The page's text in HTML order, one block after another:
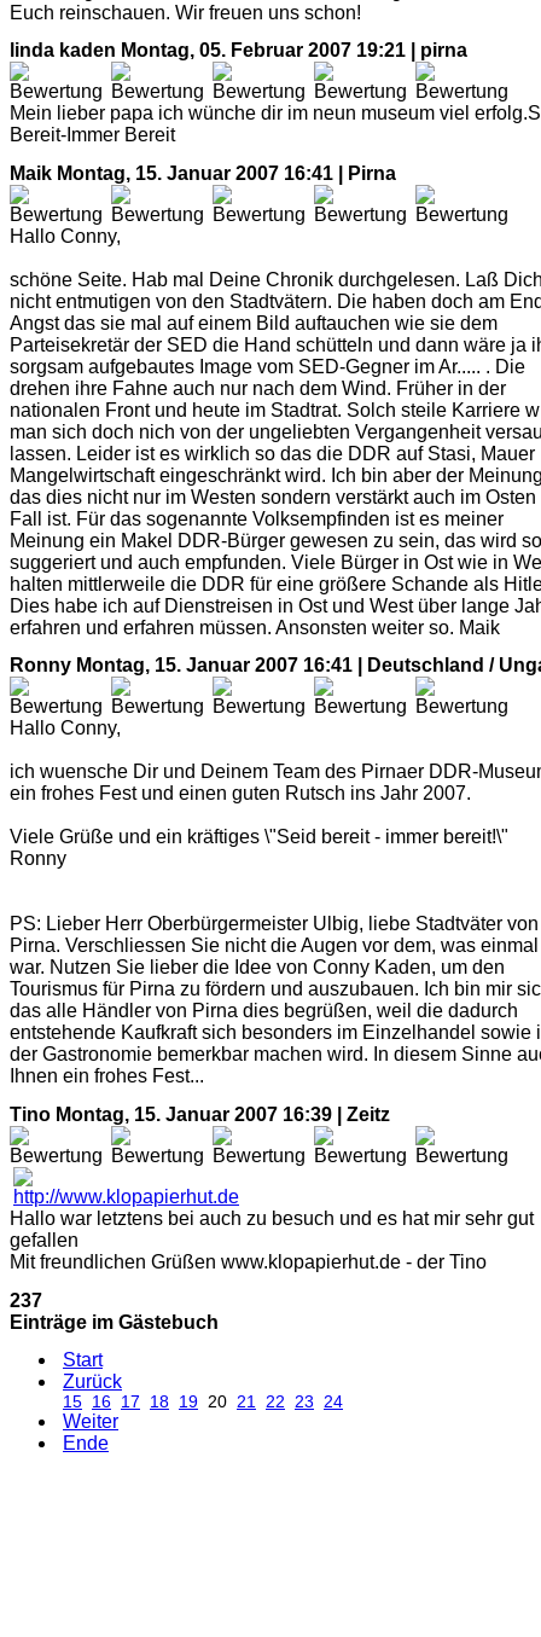
Euch reinschauen. Wir freuen uns schon!
linda kaden Montag, 05. Februar 2007 19:21 | pirna
Mein lieber papa ich wünche dir im neun museum viel
Bereit-Immer Bereit
Maik Montag, 15. Januar 2007 16:41 | Pirna
Hallo Conny,
schöne Seite. Hab mal Deine Chronik durchgelesen. Laß
nicht entmutigen von den Stadtvätern. Die haben doch am
Angst das sie mal auf einem Bild auftauchen wie sie dem
Parteisekretär der SED die Hand schütteln und dann wäre ja
sorgsam aufgebautes Image vom SED-Gegner im Ar..... . Die
drehen ihre Fahne auch nur nach dem Wind. Früher in der
nationalen Front und heute im Stadtrat. Solch steile Karriere
man sich doch nich von der ungeliebten Vergangenheit
lassen. Leider ist es wirklich so das die DDR auf Stasi, Mauer
Mangelwirtschaft eingeschränkt wird. Ich bin aber der
das dies nicht nur im Westen sondern verstärkt auch im Osten
Fall ist. Für das sogenannte Volksempfinden ist es meiner
Meinung ein Makel DDR-Bürger gewesen zu sein, das wird so
suggeriert und auch empfunden. Viele Bürger in Ost wie in
halten mittlerweile die DDR für eine größere Schande als
Dies habe ich auf Dienstreisen in Ost und West über lange
erfahren und erfahren müssen. Ansonsten weiter so. Maik
Ronny Montag, 15. Januar 2007 16:41 | Deutschland /
Hallo Conny,
ich wuensche Dir und Deinem Team des Pirnaer DDR-
ein frohes Fest und einen guten Rutsch ins Jahr 2007.
Viele Grüße und ein kräftiges \"Seid bereit - immer bereit!\"
Ronny
PS: Lieber Herr Oberbürgermeister Ulbig, liebe Stadtväter von
Pirna. Verschliessen Sie nicht die Augen vor dem, was einmal
war. Nutzen Sie lieber die Idee von Conny Kaden, um den
Tourismus für Pirna zu fördern und auszubauen. Ich bin mir
das alle Händler von Pirna dies begrüßen, weil die dadurch
entstehende Kaufkraft sich besonders im Einzelhandel sowie
der Gastronomie bemerkbar machen wird. In diesem Sinne
Ihnen ein frohes Fest...
Tino Montag, 15. Januar 2007 16:39 | Zeitz
Hallo war letztens bei auch zu besuch und es hat mir sehr gut
gefallen
Mit freundlichen Grüßen www.klopapierhut.de - der Tino
237
Einträge im Gästebuch
Start
Zurück
15 16 17 18 19 20 21 22 23 24
Weiter
Ende